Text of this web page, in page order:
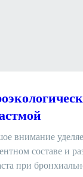
внимание
составе и
при